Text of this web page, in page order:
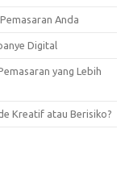
Anda
Digital
yang Lebih
Kreatif atau Berisiko?